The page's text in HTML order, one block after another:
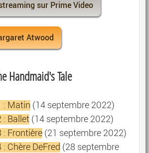
sur Prime Video
Atwood
Handmaid's Tale
: Matin (14 septembre 2022)
: Ballet(14 septembre 2022)
: Frontière(21 septembre 2022)
: Chère DeFred (28 septembre